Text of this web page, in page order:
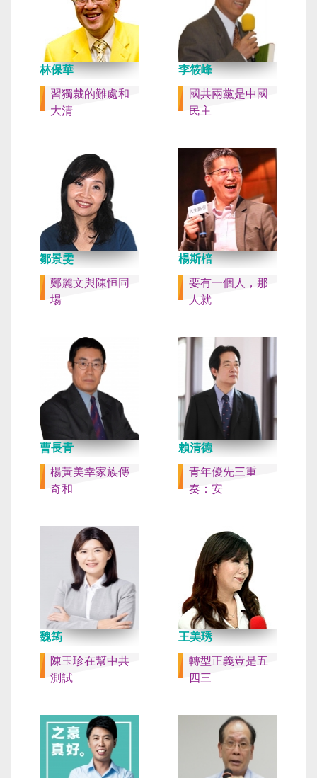
林保華
習獨裁的難處和
大清
李筱峰
國共兩黨是中國
民主
鄒景雯
鄭麗文與陳恒同
場
楊斯棓
要有一個人，那
人就
曹長青
楊黃美幸家族傳
奇和
賴清德
青年優先三重
奏：安
魏筠
陳玉珍在幫中共
測試
王美琇
轉型正義豈是五
四三